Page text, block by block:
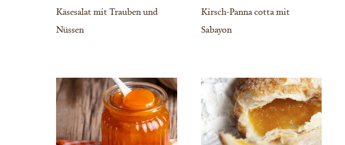
Käsesalat mit Trauben und
Nüssen
Kirsch-Panna cotta mit
Sabayon